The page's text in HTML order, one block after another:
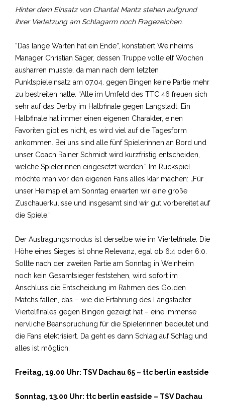
Hinter dem Einsatz von Chantal Mantz stehen aufgrund
ihrer Verletzung am Schlagarm noch Fragezeichen.
“Das lange Warten hat ein Ende”, konstatiert Weinheims
Manager Christian Säger, dessen Truppe volle elf Wochen
ausharren musste, da man nach dem letzten
Punktspieleinsatz am 07.04. gegen Bingen keine Partie mehr
zu bestreiten hatte. “Alle im Umfeld des TTC 46 freuen sich
sehr auf das Derby im Halbfinale gegen Langstadt. Ein
Halbfinale hat immer einen eigenen Charakter, einen
Favoriten gibt es nicht, es wird viel auf die Tagesform
ankommen. Bei uns sind alle fünf Spielerinnen an Bord und
unser Coach Rainer Schmidt wird kurzfristig entscheiden,
welche Spielerinnen eingesetzt werden.“ Im Rückspiel
möchte man vor den eigenen Fans alles klar machen: „Für
unser Heimspiel am Sonntag erwarten wir eine große
Zuschauerkulisse und insgesamt sind wir gut vorbereitet auf
die Spiele.“
Der Austragungsmodus ist derselbe wie im Viertelfinale. Die
Höhe eines Sieges ist ohne Relevanz, egal ob 6:4 oder 6:0.
Sollte nach der zweiten Partie am Sonntag in Weinheim
noch kein Gesamtsieger feststehen, wird sofort im
Anschluss die Entscheidung im Rahmen des Golden
Matchs fallen, das – wie die Erfahrung des Langstädter
Viertelfinales gegen Bingen gezeigt hat – eine immense
nervliche Beanspruchung für die Spielerinnen bedeutet und
die Fans elektrisiert. Da geht es dann Schlag auf Schlag und
alles ist möglich.
Freitag, 19.00 Uhr: TSV Dachau 65 – ttc berlin eastside
Sonntag, 13.00 Uhr: ttc berlin eastside – TSV Dachau